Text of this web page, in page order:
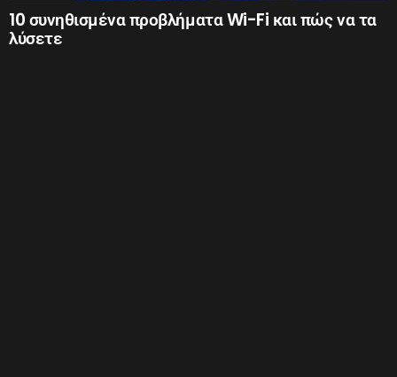
10 συνηθισμένα προβλήματα Wi-Fi και πώς να τα
λύσετε